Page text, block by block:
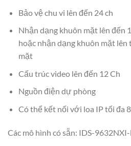
Bảo vệ chu vi lên đến 24 ch
Nhận dạng khuôn mặt lên đến
hoặc nhận dạng khuôn mặt lên
mặt
Cấu trúc video lên đến 12 Ch
Nguồn điện dự phòng
Có thể kết nối với loa IP tối đa 8
Các mô hình có sẵn: IDS-